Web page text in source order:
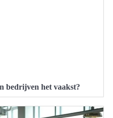
bedrijven het vaakst?